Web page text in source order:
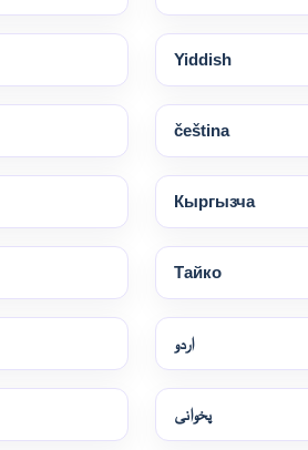
Yiddish
čeština
Кыргызча
Тайко
اردو
پخوانی